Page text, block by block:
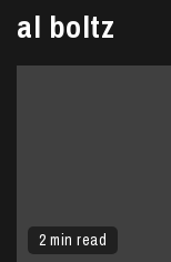
al boltz
2 min read